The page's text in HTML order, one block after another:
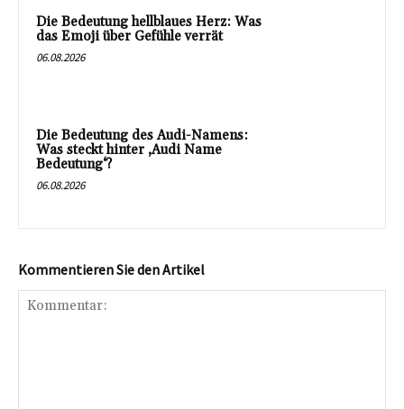
Die Bedeutung hellblaues Herz: Was
das Emoji über Gefühle verrät
06.08.2026
Die Bedeutung des Audi-Namens:
Was steckt hinter ‚Audi Name
Bedeutung‘?
06.08.2026
Kommentieren Sie den Artikel